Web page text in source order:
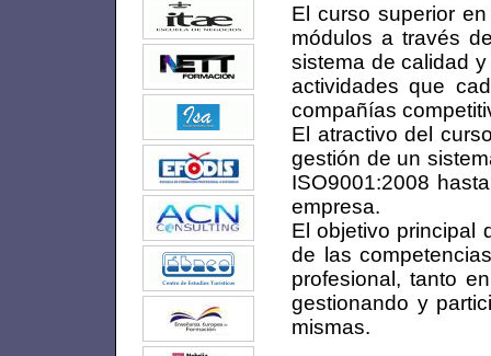
El curso superior
módulos a través
sistema de calidad
actividades que
compañías
El atractivo del
gestión de un
ISO9001:2008
empresa.
El objetivo principal
de las
profesional, tanto
gestionando y
mismas.